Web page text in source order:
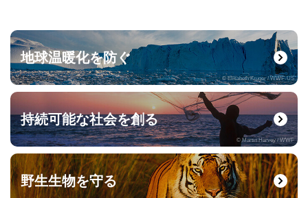
地球温暖化を防ぐ
© Elisabeth Kruger / WWF-US
持続可能な社会を創る
© Martin Harvey / WWF
野生生物を守る